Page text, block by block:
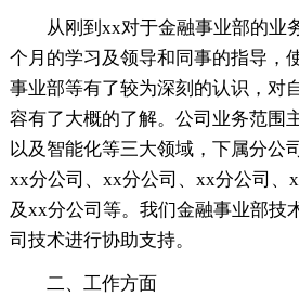
从刚到xx对于金融事业部的业
个月的学习及领导和同事的指导，
事业部等有了较为深刻的认识，对
容有了大概的了解。公司业务范围
以及智能化等三大领域，下属分公
xx分公司、xx分公司、xx分公司、
及xx分公司等。我们金融事业部技
司技术进行协助支持。
二、工作方面